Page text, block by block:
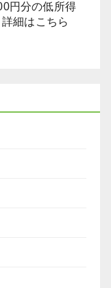
円分の低所得
細はこちら